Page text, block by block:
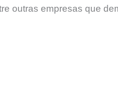
outras empresas que